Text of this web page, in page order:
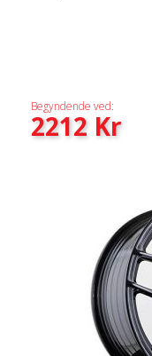
Begyndende ved:
2212Kr